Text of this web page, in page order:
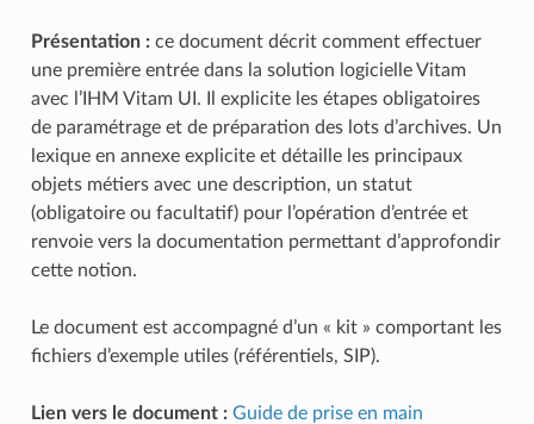
Présentation :ce document décrit comment effectuer
une première entrée dans la solution logicielle Vitam
avec l’IHM Vitam UI. Il explicite les étapes obligatoires
de paramétrage et de préparation des lots d’archives. Un
lexique en annexe explicite et détaille les principaux
objets métiers avec une description, un statut
(obligatoire ou facultatif) pour l’opération d’entrée et
renvoie vers la documentation permettant d’approfondir
cette notion.
Le document est accompagné d’un « kit » comportant les
fichiers d’exemple utiles (référentiels, SIP).
Lien vers le document : Guide de prise en main